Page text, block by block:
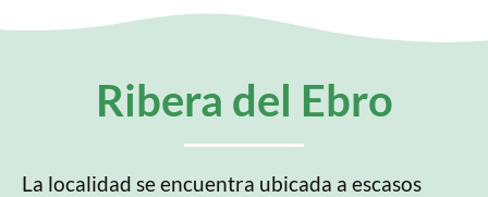
Ribera del Ebro
La localidad se encuentra ubicada a escasos